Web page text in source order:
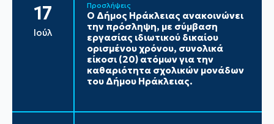
17
Ιούλ
Προσλήψεις
Ο Δήμος Ηράκλειας ανακοινώνει
την πρόσληψη, με σύμβαση
εργασίας ιδιωτικού δικαίου
ορισμένου χρόνου, συνολικά
είκοσι (20) ατόμων για την
καθαριότητα σχολικών μονάδων
του Δήμου Ηράκλειας.